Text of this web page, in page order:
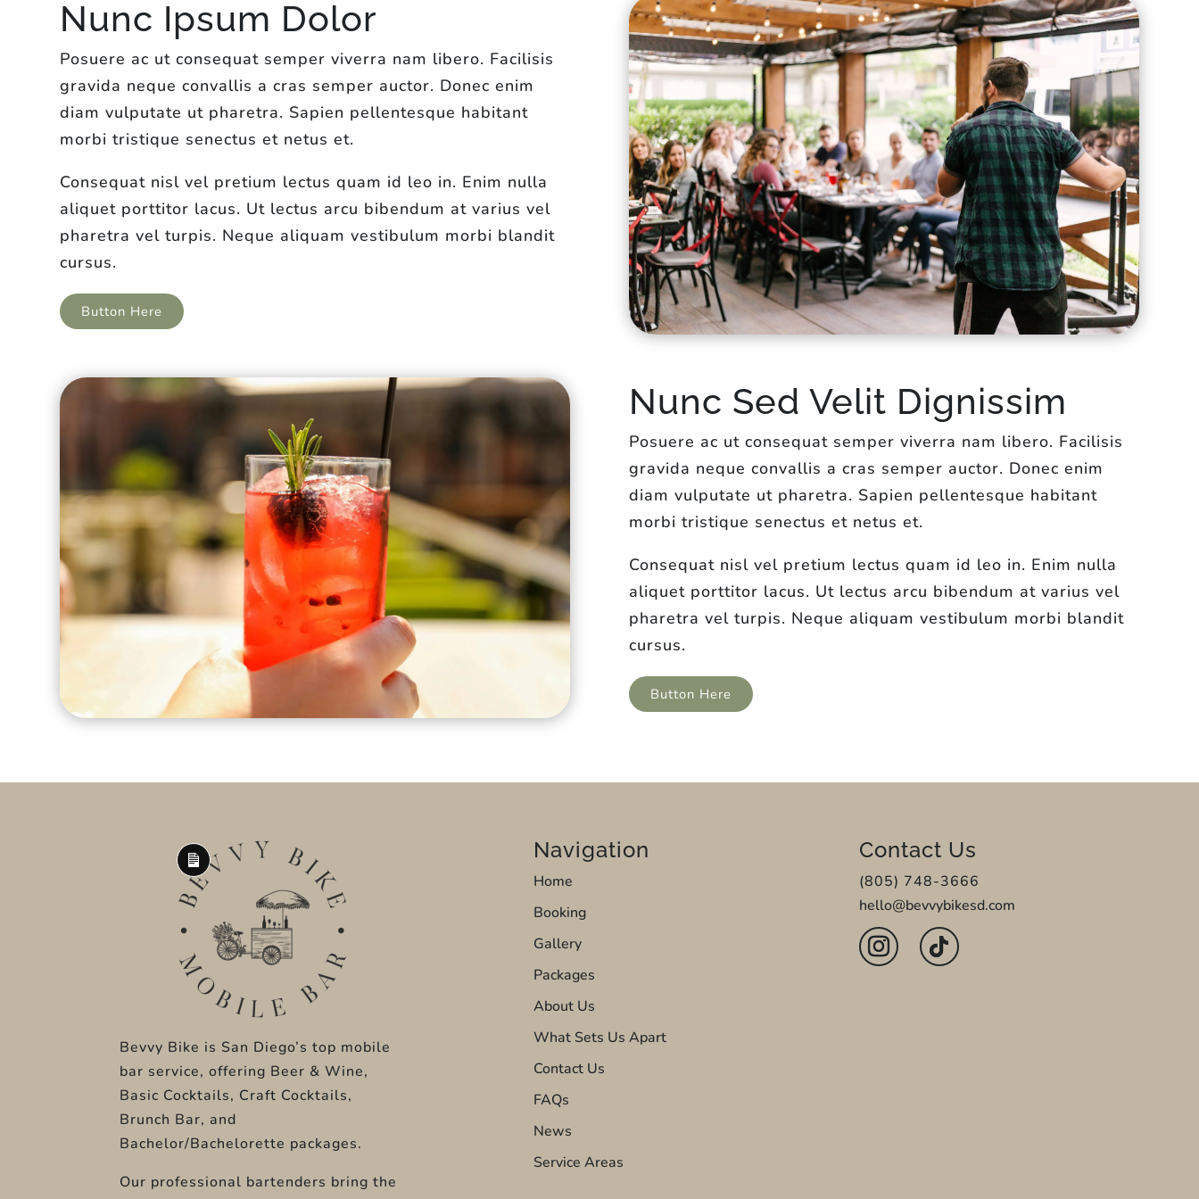
Nunc Ipsum Dolor
Posuere ac ut consequat semper viverra nam libero. Facilisis
gravida neque convallis a cras semper auctor. Donec enim
diam vulputate ut pharetra. Sapien pellentesque habitant
morbi tristique senectus et netus et.
Consequat nisl vel pretium lectus quam id leo in. Enim nulla
aliquet porttitor lacus. Ut lectus arcu bibendum at varius vel
pharetra vel turpis. Neque aliquam vestibulum morbi blandit
cursus.
Button Here
Nunc Sed Velit Dignissim
Posuere ac ut consequat semper viverra nam libero. Facilisis
gravida neque convallis a cras semper auctor. Donec enim
diam vulputate ut pharetra. Sapien pellentesque habitant
morbi tristique senectus et netus et.
Consequat nisl vel pretium lectus quam id leo in. Enim nulla
aliquet porttitor lacus. Ut lectus arcu bibendum at varius vel
pharetra vel turpis. Neque aliquam vestibulum morbi blandit
cursus.
Button Here
Long
Description
Bevvy Bike is San Diego’s top mobile
bar service, offering Beer & Wine,
Basic Cocktails, Craft Cocktails,
Brunch Bar, and
Bachelor/Bachelorette packages.
Our professional bartenders bring the
Navigation
Home
Booking
Gallery
Packages
About Us
What Sets Us Apart
Contact Us
FAQs
News
Service Areas
Contact Us
(805) 748-3666
hello@bevvybikesd.com